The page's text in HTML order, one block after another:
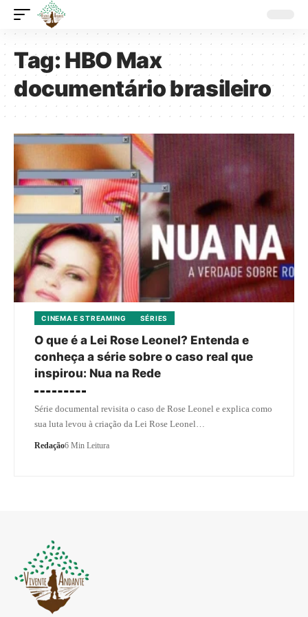
Tag:HBO Max
documentário brasileiro
CINEMA E STREAMING SÉRIES
O que é a Lei Rose Leonel? Entenda e
conheça a série sobre o caso real que
inspirou: Nua na Rede
Série documental revisita o caso de Rose Leonel e explica como
sua luta levou à criação da Lei Rose Leonel…
Redação6 Min Leitura